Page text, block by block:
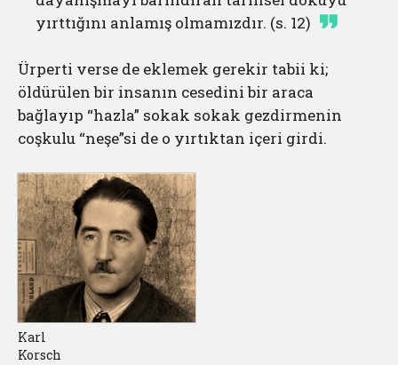
yırttığını anlamış olmamızdır. (s. 12)
Ürperti verse de eklemek gerekir tabii ki;
öldürülen bir insanın cesedini bir araca
bağlayıp “hazla” sokak sokak gezdirmenin
coşkulu “neşe”si de o yırtıktan içeri girdi.
Karl
Korsch